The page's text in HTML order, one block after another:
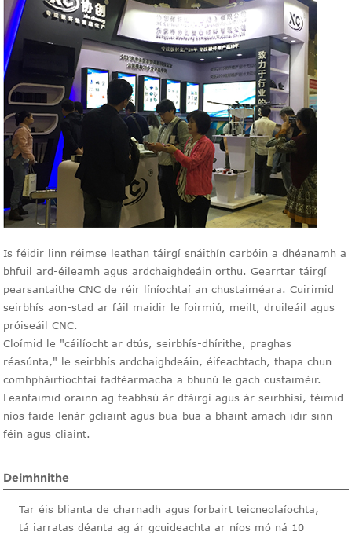
Is féidir linn réimse leathan táirgí snáithín carbóin a dhéanamh a
bhfuil ard-éileamh agus ardchaighdeáin orthu. Gearrtar táirgí
pearsantaithe CNC de réir líníochtaí an chustaiméara. Cuirimid
seirbhís aon-stad ar fáil maidir le foirmiú, meilt, druileáil agus
próiseáil CNC.
Cloímid le "cáilíocht ar dtús, seirbhís-dhírithe, praghas
réasúnta," le seirbhís ardchaighdeáin, éifeachtach, thapa chun
comhpháirtíochtaí fadtéarmacha a bhunú le gach custaiméir.
Leanfaimid orainn ag feabhsú ár dtáirgí agus ár seirbhísí, téimid
níos faide lenár gcliaint agus bua-bua a bhaint amach idir sinn
féin agus cliaint.
Deimhnithe
Tar éis blianta de charnadh agus forbairt teicneolaíochta,
tá iarratas déanta ag ár gcuideachta ar níos mó ná 10